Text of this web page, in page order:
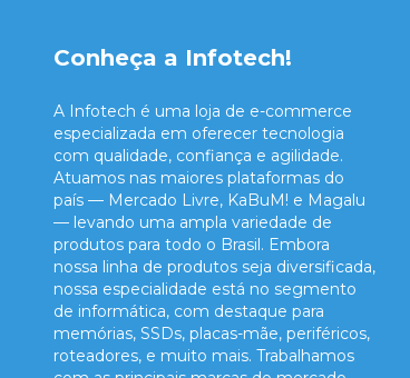
Conheça a Infotech!
A Infotech é uma loja de e-commerce
especializada em oferecer tecnologia
com qualidade, confiança e agilidade.
Atuamos nas maiores plataformas do
país — Mercado Livre, KaBuM! e Magalu
— levando uma ampla variedade de
produtos para todo o Brasil. Embora
nossa linha de produtos seja diversificada,
nossa especialidade está no segmento
de informática, com destaque para
memórias, SSDs, placas-mãe, periféricos,
roteadores, e muito mais. Trabalhamos